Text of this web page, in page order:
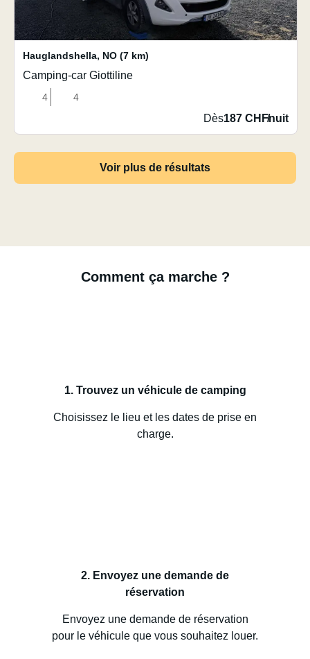
Hauglandshella, NO (7 km)
Camping-car Giottiline
4 4
Dès187 CHF/nuit
Voir plus de résultats
Comment ça marche ?
1. Trouvez un véhicule de camping
Choisissez le lieu et les dates de prise en
charge.
2. Envoyez une demande de
réservation
Envoyez une demande de réservation
pour le véhicule que vous souhaitez louer.